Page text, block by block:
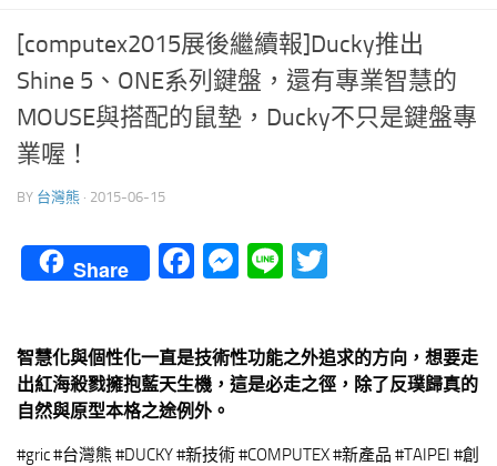
[computex2015展後繼續報]Ducky推出
Shine 5、ONE系列鍵盤，還有專業智慧的
MOUSE與搭配的鼠墊，Ducky不只是鍵盤專
業喔！
BY 台灣熊 · 2015-06-15
Share Facebook
Messenger
Line
智慧化與個性化一直是技術性功能之外追求的方向，想要走
出紅海殺戮擁抱藍天生機，這是必走之徑，除了反璞歸真的
自然與原型本格之途例外。
#gric #台灣熊 #DUCKY #新技術 #COMPUTEX #新產品 #TAIPEI #創